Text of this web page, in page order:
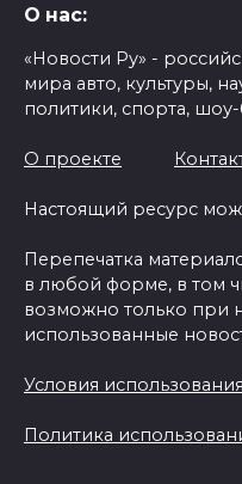
О нас:
«Новости Ру» -
мира авто, культуры,
политики, спорта,
О проекте
Настоящий ресурс
Перепечатка
в любой форме, в том
возможно только при
использованные
Условия
Политика